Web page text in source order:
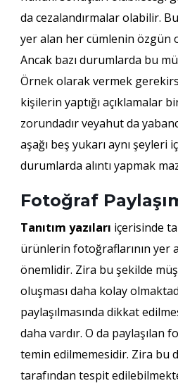
da cezalandırmalar olabilir.
yer alan her cümlenin özgün
Ancak bazı durumlarda bu
Örnek olarak vermek
kişilerin yaptığı açıklamalar
zorundadır veyahut da
aşağı beş yukarı aynı şeyleri
durumlarda alıntı yapmak
Fotoğraf
Tanıtım yazıları içerisinde
ürünlerin fotoğraflarının yer
önemlidir. Zira bu şekilde
oluşması daha kolay
paylaşılmasında dikkat
daha vardır. O da paylaşılan
temin edilmemesidir. Zira bu
tarafından tespit